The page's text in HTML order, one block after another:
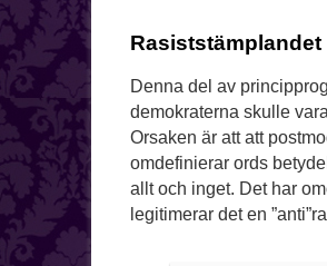
Rasiststämplandet
Denna del av
demokraterna skulle
Orsaken är att att
omdefinierar ords
allt och inget. Det har
legitimerar det en